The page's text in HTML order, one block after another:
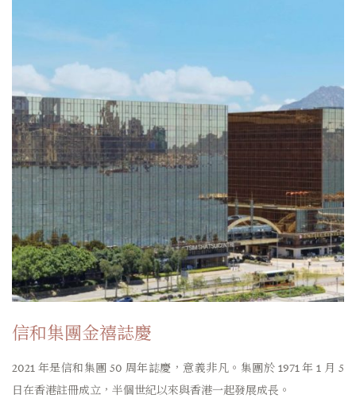
信和集團 金禧誌慶
2021 年是信和集團 50 周年誌慶，意義非凡。集團於 1971 年 1 月 5
日在香港註冊成立，半個世紀以來與香港一起發展成長。